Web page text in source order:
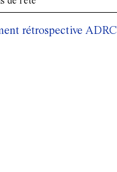
rétrospective ADRC